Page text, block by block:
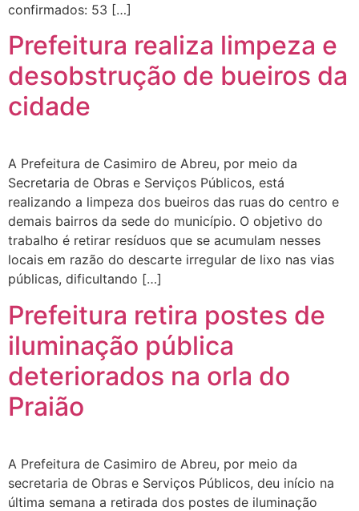
confirmados: 53 […]
Prefeitura realiza limpeza e
desobstrução de bueiros da
cidade
A Prefeitura de Casimiro de Abreu, por meio da
Secretaria de Obras e Serviços Públicos, está
realizando a limpeza dos bueiros das ruas do centro e
demais bairros da sede do município. O objetivo do
trabalho é retirar resíduos que se acumulam nesses
locais em razão do descarte irregular de lixo nas vias
públicas, dificultando […]
Prefeitura retira postes de
iluminação pública
deteriorados na orla do
Praião
A Prefeitura de Casimiro de Abreu, por meio da
secretaria de Obras e Serviços Públicos, deu início na
última semana a retirada dos postes de iluminação